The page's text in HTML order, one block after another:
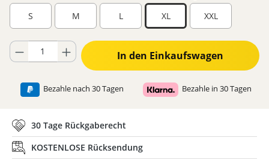
S M L XL XXL
Produkt Anzahl: Gib den gewünschten Wert ein oder benutze die
In den Einkaufswagen
Bezahle nach 30 Tagen Bezahle in 30 Tagen
30 Tage Rückgaberecht
KOSTENLOSE Rücksendung